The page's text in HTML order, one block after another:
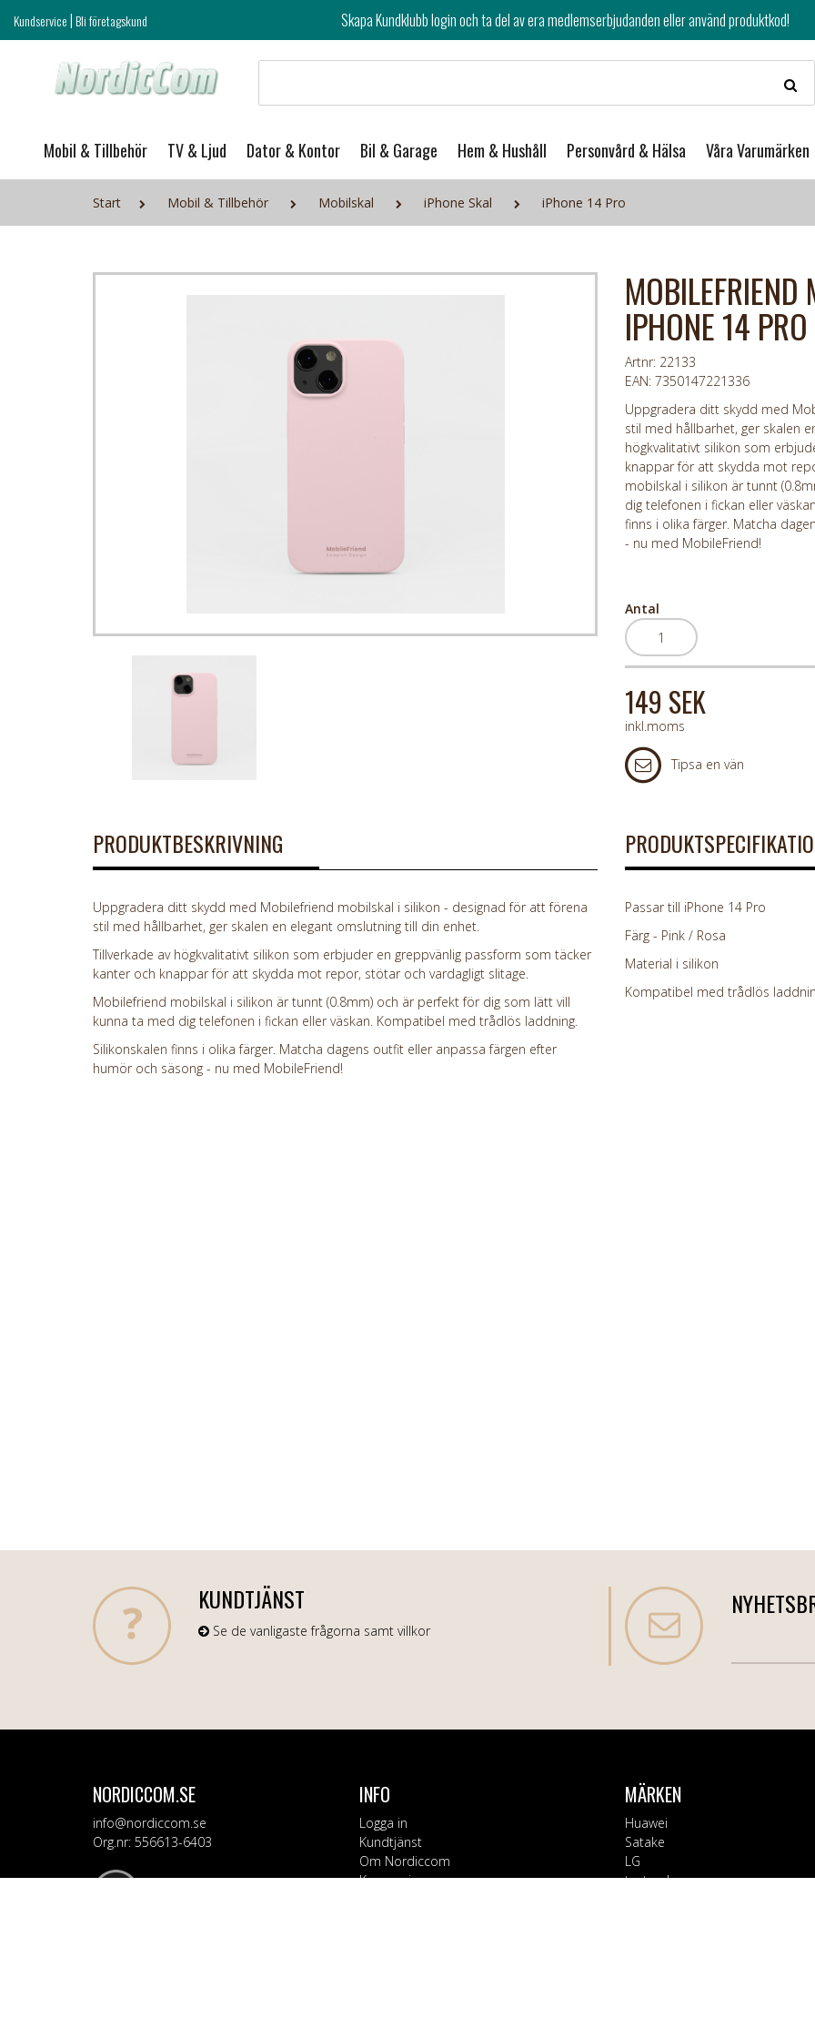
Kundservice|Bli företagskund Skapa Kundklubb login och ta del av era medlemserbjudanden eller använd produktkod!
Mobil & Tillbehör TV & Ljud Dator & Kontor Bil & Garage Hem & Hushåll Personvård & Hälsa Våra Varumärken
Start Mobil & Tillbehör Mobilskal iPhone Skal iPhone 14 Pro
IPHONE 14
Artnr: 22133
EAN: 7350147221336
Uppgradera ditt skydd med
stil med hållbarhet, ger skalen
högkvalitativt silikon som
knappar för att skydda mot
mobilskal i silikon är tunnt
dig telefonen i fickan eller
finns i olika färger. Matcha
- nu med MobileFriend!
Antal
149 SEK
inkl.moms
Tipsa en vän
PRODUKTBESKRIVNING
Uppgradera ditt skydd med Mobilefriend mobilskal i silikon - designad för att förena
stil med hållbarhet, ger skalen en elegant omslutning till din enhet.
Tillverkade av högkvalitativt silikon som erbjuder en greppvänlig passform som täcker
kanter och knappar för att skydda mot repor, stötar och vardagligt slitage.
Mobilefriend mobilskal i silikon är tunnt (0.8mm) och är perfekt för dig som lätt vill
kunna ta med dig telefonen i fickan eller väskan. Kompatibel med trådlös laddning.
Silikonskalen finns i olika färger. Matcha dagens outfit eller anpassa färgen efter
humör och säsong - nu med MobileFriend!
Passar till iPhone 14 Pro
Färg - Pink / Rosa
Material i silikon
Kompatibel med trådlös
KUNDTJÄNST
Se de vanligaste frågorna samt villkor
NORDICCOM.SE
info@nordiccom.se
Org.nr: 556613-6403
INFO
Logga in
Kundtjänst
Om Nordiccom
Kampanjvaror
MÄRKEN
Huawei
Satake
LG
testsynk